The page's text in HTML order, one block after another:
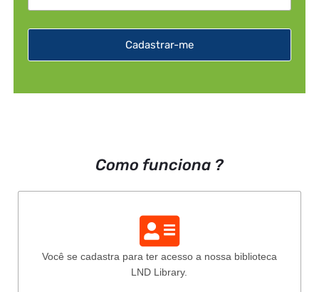
Cadastrar-me
Como funciona ?
Você se cadastra para ter acesso a nossa biblioteca
LND Library.